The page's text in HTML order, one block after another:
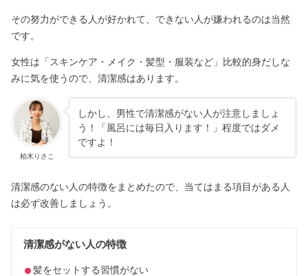
その努力ができる人が好かれて、できない人が嫌われるのは当然
です。
女性は「スキンケア・メイク・髪型・服装など」比較的身だしな
みに気を使うので、清潔感はあります。
柏木りさこ
しかし、男性で清潔感がない人が注意しましょ
う！「風呂には毎日入ります！」程度ではダメ
ですよ！
清潔感のない人の特徴をまとめたので、当てはまる項目がある人
は必ず改善しましょう。
清潔感がない人の特徴
髪をセットする習慣がない